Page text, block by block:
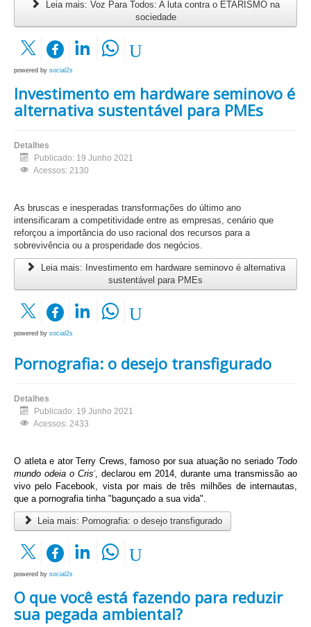
Leia mais: Voz Para Todos: A luta contra o ETARISMO na
sociedade
powered by social2s
Investimento em hardware seminovo é
alternativa sustentável para PMEs
Detalhes
Publicado: 19 Junho 2021
Acessos: 2130
As bruscas e inesperadas transformações do último ano
intensificaram a competitividade entre as empresas, cenário que
reforçou a importância do uso racional dos recursos para a
sobrevivência ou a prosperidade dos negócios.
Leia mais: Investimento em hardware seminovo é alternativa
sustentável para PMEs
powered by social2s
Pornografia: o desejo transfigurado
Detalhes
Publicado: 19 Junho 2021
Acessos: 2433
O atleta e ator Terry Crews, famoso por sua atuação no seriado 'Todo
mundo odeia o Cris' , declarou em 2014, durante uma transmissão ao
vivo pelo Facebook, vista por mais de três milhões de internautas,
que a pornografia tinha "bagunçado a sua vida".
Leia mais: Pornografia: o desejo transfigurado
powered by social2s
O que você está fazendo para reduzir
sua pegada ambiental?